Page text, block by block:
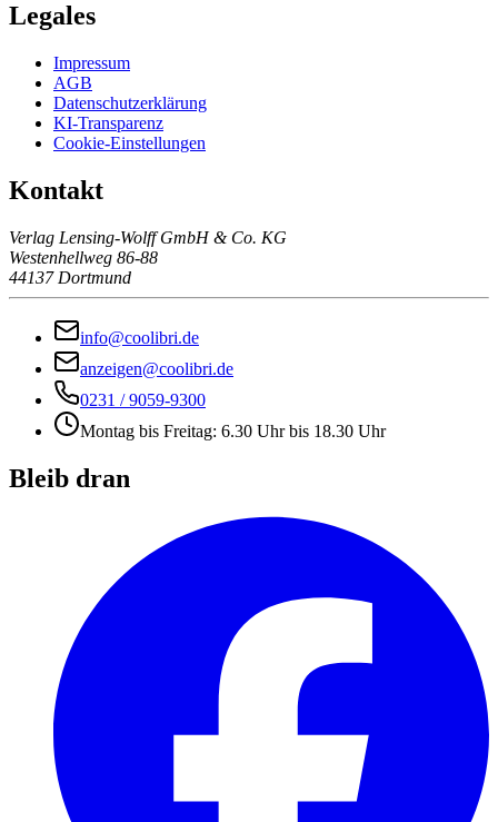
Legales
Impressum
AGB
Datenschutzerklärung
KI-Transparenz
Cookie-Einstellungen
Kontakt
Verlag Lensing-Wolff GmbH & Co. KG
Westenhellweg 86-88
44137 Dortmund
info@coolibri.de
anzeigen@coolibri.de
0231 / 9059-9300
Montag bis Freitag: 6.30 Uhr bis 18.30 Uhr
Bleib dran